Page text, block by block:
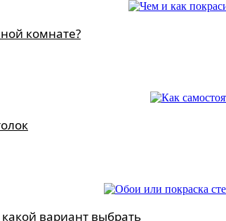
комнате?
вариант выбрать